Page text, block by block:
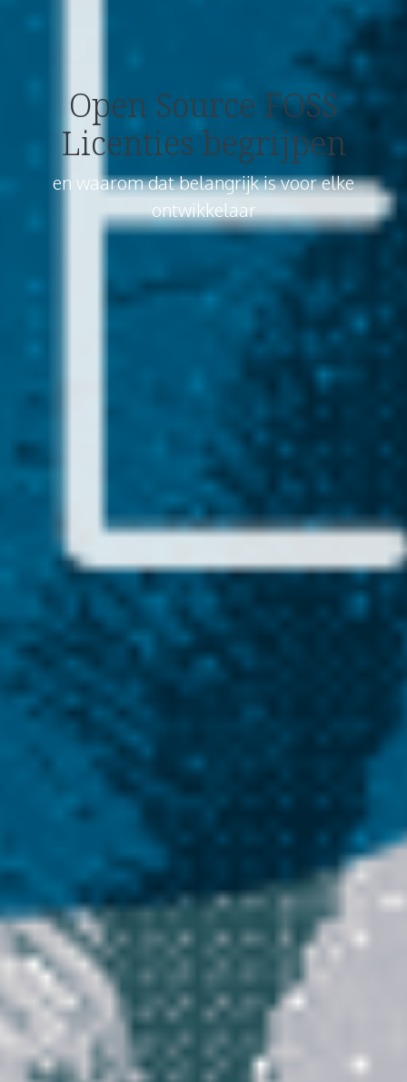
Open Source FOSS
Licenties begrijpen
en waarom dat belangrijk is voor elke
ontwikkelaar